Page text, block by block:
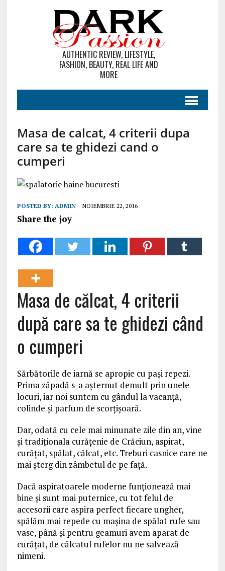
AUTHENTIC REVIEW, LIFESTYLE,
FASHION, BEAUTY, REAL LIFE AND
MORE
Masa de calcat, 4 criterii dupa
care sa te ghidezi cand o
cumperi
POSTED BY: ADMIN NOIEMBRIE 22, 2016
Share the joy
Masa de călcat, 4 criterii
după care sa te ghidezi când
o cumperi
Sărbătorile de iarnă se apropie cu paşi repezi.
Prima zăpadă s-a aşternut demult prin unele
locuri, iar noi suntem cu gândul la vacanţă,
colinde şi parfum de scorţişoară.
Dar, odată cu cele mai minunate zile din an, vine
şi tradiţionala curăţenie de Crăciun, aspirat,
curăţat, spălat, călcat, etc. Treburi casnice care ne
mai şterg din zâmbetul de pe faţă.
Dacă aspiratoarele moderne funţionează mai
bine şi sunt mai puternice, cu tot felul de
accesorii care aspira perfect fiecare ungher,
spălăm mai repede cu maşina de spălat rufe sau
vase, până şi pentru geamuri avem aparat de
curățat, de călcatul rufelor nu ne salvează
nimeni.